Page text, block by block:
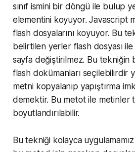
sınıf ismini bir döngü ile bulup
elementini koyuyor. Javascript
flash dosyalarını koyuyor. Bu
belirtilen yerler flash dosyası
sayfa değiştirilmez. Bu tekniğin
flash dokümanları seçilebilirdir
metni kopyalanıp yapıştırma
demektir. Bu metot ile metinler
boyutlandırılabilir.
Bu tekniği kolayca